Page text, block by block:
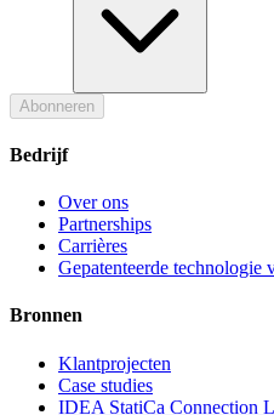
Abonneren
Bedrijf
Over ons
Partnerships
Carrières
Gepatenteerde technologie
Bronnen
Klantprojecten
Case studies
IDEA StatiCa Connection